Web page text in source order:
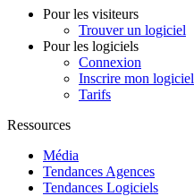
Pour les visiteurs
Trouver un logiciel
Pour les logiciels
Connexion
Inscrire mon logiciel
Tarifs
Ressources
Média
Tendances Agences
Tendances Logiciels